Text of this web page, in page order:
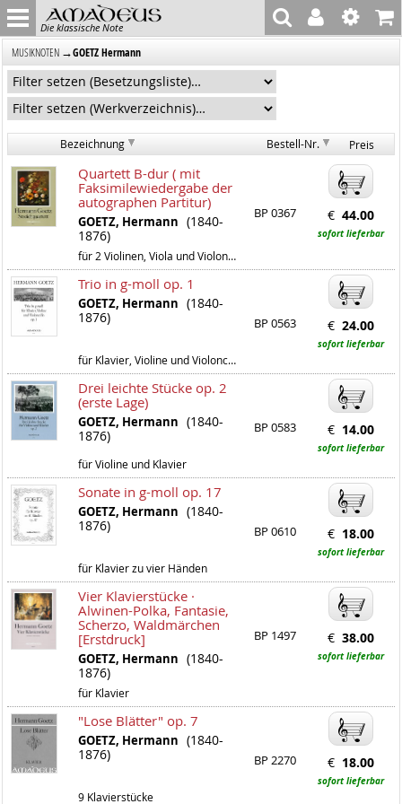
Die klassische Note
MUSIKNOTEN →GOETZ Hermann
Bezeichnung Bestell-Nr. Preis
Quartett B-dur ( mit
Faksimilewiedergabe der
autographen Partitur)
GOETZ, Hermann(1840-
1876)
für 2 Violinen, Viola und Violoncello
BP 0367 € 44.00
sofort lieferbar
Trio in g-moll op. 1
GOETZ, Hermann(1840-
1876)
für Klavier, Violine und Violoncello
BP 0563 € 24.00
sofort lieferbar
Drei leichte Stücke op. 2
(erste Lage)
GOETZ, Hermann(1840-
1876)
für Violine und Klavier
BP 0583 € 14.00
sofort lieferbar
Sonate in g-moll op. 17
GOETZ, Hermann(1840-
1876)
für Klavier zu vier Händen
BP 0610 € 18.00
sofort lieferbar
Vier Klavierstücke ·
Alwinen-Polka, Fantasie,
Scherzo, Waldmärchen
[Erstdruck]
GOETZ, Hermann(1840-
1876)
für Klavier
BP 1497 € 38.00
sofort lieferbar
"Lose Blätter" op. 7
GOETZ, Hermann(1840-
1876)
9 Klavierstücke
BP 2270 € 18.00
sofort lieferbar